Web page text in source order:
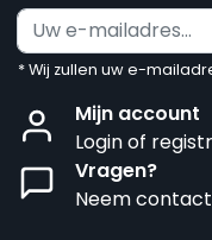
* Wij zullen uw e-
Mijn account
Login of
Vragen?
Neem